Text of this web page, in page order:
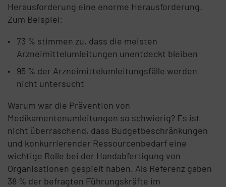
Herausforderung eine enorme Herausforderung.
Zum Beispiel:
73 % stimmen zu, dass die meisten
Arzneimittelumleitungen unentdeckt bleiben
95 % der Arzneimittelumleitungsfälle werden
nicht untersucht
Warum war die Prävention von
Medikamentenumleitungen so schwierig? Es ist
nicht überraschend, dass Budgetbeschränkungen
und konkurrierender Ressourcenbedarf eine
wichtige Rolle bei der Handabfertigung von
Organisationen gespielt haben. Als Referenz gaben
38 % der befragten Führungskräfte im